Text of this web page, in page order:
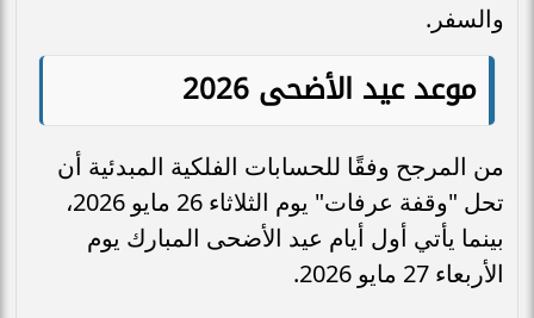
والسفر.
موعد عيد الأضحى 2026
من المرجح وفقًا للحسابات الفلكية المبدئية أن
تحل "وقفة عرفات" يوم الثلاثاء 26 مايو 2026،
بينما يأتي أول أيام عيد الأضحى المبارك يوم
الأربعاء 27 مايو 2026.